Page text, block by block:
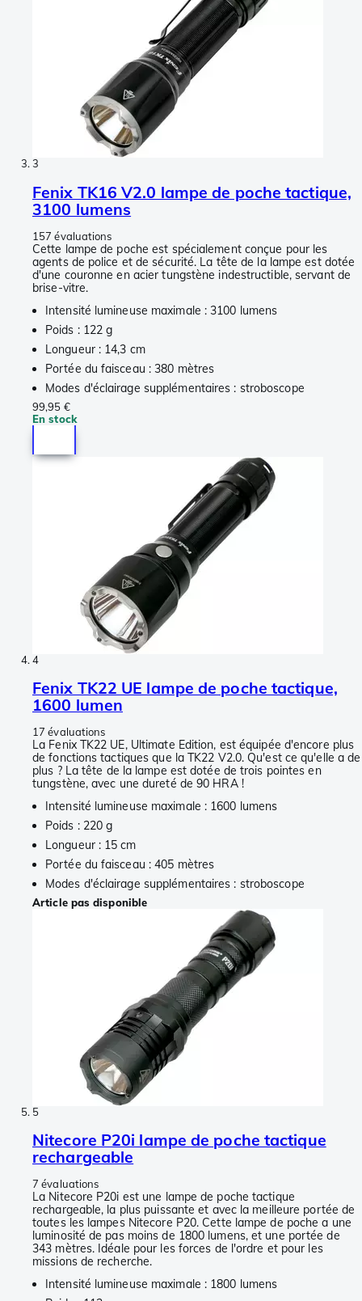
3
Fenix TK16 V2.0 lampe de poche tactique,
3100 lumens
157 évaluations
Cette lampe de poche est spécialement conçue pour les
agents de police et de sécurité. La tête de la lampe est dotée
d'une couronne en acier tungstène indestructible, servant de
brise-vitre.
Intensité lumineuse maximale : 3100 lumens
Poids : 122 g
Longueur : 14,3 cm
Portée du faisceau : 380 mètres
Modes d'éclairage supplémentaires : stroboscope
99,95 €
En stock
4
Fenix TK22 UE lampe de poche tactique,
1600 lumen
17 évaluations
La Fenix TK22 UE, Ultimate Edition, est équipée d'encore plus
de fonctions tactiques que la TK22 V2.0. Qu'est ce qu'elle a de
plus ? La tête de la lampe est dotée de trois pointes en
tungstène, avec une dureté de 90 HRA !
Intensité lumineuse maximale : 1600 lumens
Poids : 220 g
Longueur : 15 cm
Portée du faisceau : 405 mètres
Modes d'éclairage supplémentaires : stroboscope
Article pas disponible
5
Nitecore P20i lampe de poche tactique
rechargeable
7 évaluations
La Nitecore P20i est une lampe de poche tactique
rechargeable, la plus puissante et avec la meilleure portée de
toutes les lampes Nitecore P20. Cette lampe de poche a une
luminosité de pas moins de 1800 lumens, et une portée de
343 mètres. Idéale pour les forces de l'ordre et pour les
missions de recherche.
Intensité lumineuse maximale : 1800 lumens